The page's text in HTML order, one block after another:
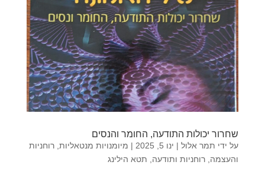
שחרור יכולות התודעה, החומר והנסים
על ידי תמר אלול| ינו 5, 2025 | מיומנויות מנטאליות, רוחניות
והעצמה רוחניות ותודעה תטא הילינג